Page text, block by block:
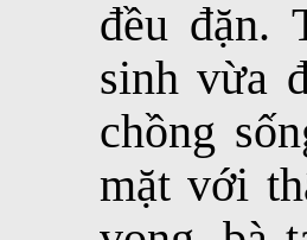
đều đặn.
sinh vừa
chồng
mặt với